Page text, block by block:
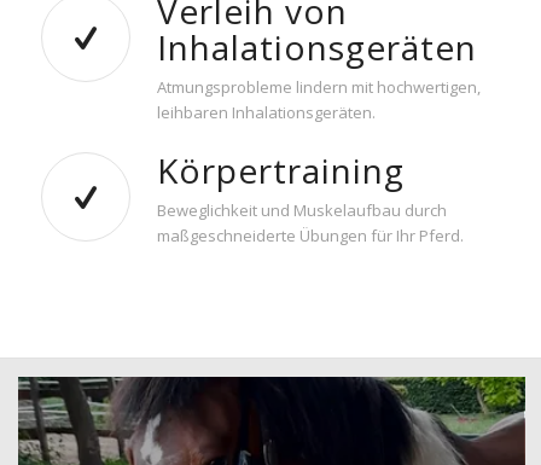
Verleih von
Inhalationsgeräten
Atmungsprobleme lindern mit hochwertigen,
leihbaren Inhalationsgeräten.
Körpertraining
Beweglichkeit und Muskelaufbau durch
maßgeschneiderte Übungen für Ihr Pferd.